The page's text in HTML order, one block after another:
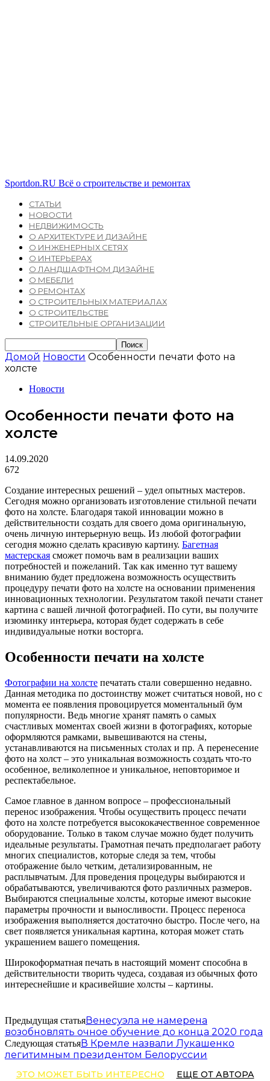
Sportdon.RU Всё о строительстве и ремонтах
СТАТЬИ
НОВОСТИ
НЕДВИЖИМОСТЬ
О АРХИТЕКТУРЕ И ДИЗАЙНЕ
О ИНЖЕНЕРНЫХ СЕТЯХ
О ИНТЕРЬЕРАХ
О ЛАНДШАФТНОМ ДИЗАЙНЕ
О МЕБЕЛИ
О РЕМОНТАХ
О СТРОИТЕЛЬНЫХ МАТЕРИАЛАХ
О СТРОИТЕЛЬСТВЕ
СТРОИТЕЛЬНЫЕ ОРГАНИЗАЦИИ
Домой Новости Особенности печати фото на
холсте
Новости
Особенности печати фото на
холсте
14.09.2020
672
Создание интересных решений – удел опытных мастеров.
Сегодня можно организовать изготовление стильной печати
фото на холсте. Благодаря такой инновации можно в
действительности создать для своего дома оригинальную,
очень личную интерьерную вещь. Из любой фотографии
сегодня можно сделать красивую картину. Багетная
мастерская сможет помочь вам в реализации ваших
потребностей и пожеланий. Так как именно тут вашему
вниманию будет предложена возможность осуществить
процедуру печати фото на холсте на основании применения
инновационных технологии. Результатом такой печати станет
картина с вашей личной фотографией. По сути, вы получите
изюминку интерьера, которая будет содержать в себе
индивидуальные нотки восторга.
Особенности печати на холсте
Фотографии на холсте печатать стали совершенно недавно.
Данная методика по достоинству может считаться новой, но с
момента ее появления провоцируется моментальный бум
популярности. Ведь многие хранят память о самых
счастливых моментах своей жизни в фотографиях, которые
оформляются рамками, вывешиваются на стены,
устанавливаются на письменных столах и пр. А перенесение
фото на холст – это уникальная возможность создать что-то
особенное, великолепное и уникальное, неповторимое и
респектабельное.
Самое главное в данном вопросе – профессиональный
перенос изображения. Чтобы осуществить процесс печати
фото на холсте потребуется высококачественное современное
оборудование. Только в таком случае можно будет получить
идеальные результаты. Грамотная печать предполагает работу
многих специалистов, которые следя за тем, чтобы
отображение было четким, детализированным, не
расплывчатым. Для проведения процедуры выбираются и
обрабатываются, увеличиваются фото различных размеров.
Выбираются специальные холсты, которые имеют высокие
параметры прочности и выносливости. Процесс переноса
изображения выполняется достаточно быстро. После чего, на
свет появляется уникальная картина, которая может стать
украшением вашего помещения.
Широкоформатная печать в настоящий момент способна в
действительности творить чудеса, создавая из обычных фото
интереснейшие и красивейшие холсты – картины.
Предыдущая статьяВенесуэла не намерена
возобновлять очное обучение до конца 2020 года
Следующая статьяВ Кремле назвали Лукашенко
легитимным президентом Белоруссии
ЭТО МОЖЕТ БЫТЬ ИНТЕРЕСНО ЕЩЕ ОТ АВТОРА